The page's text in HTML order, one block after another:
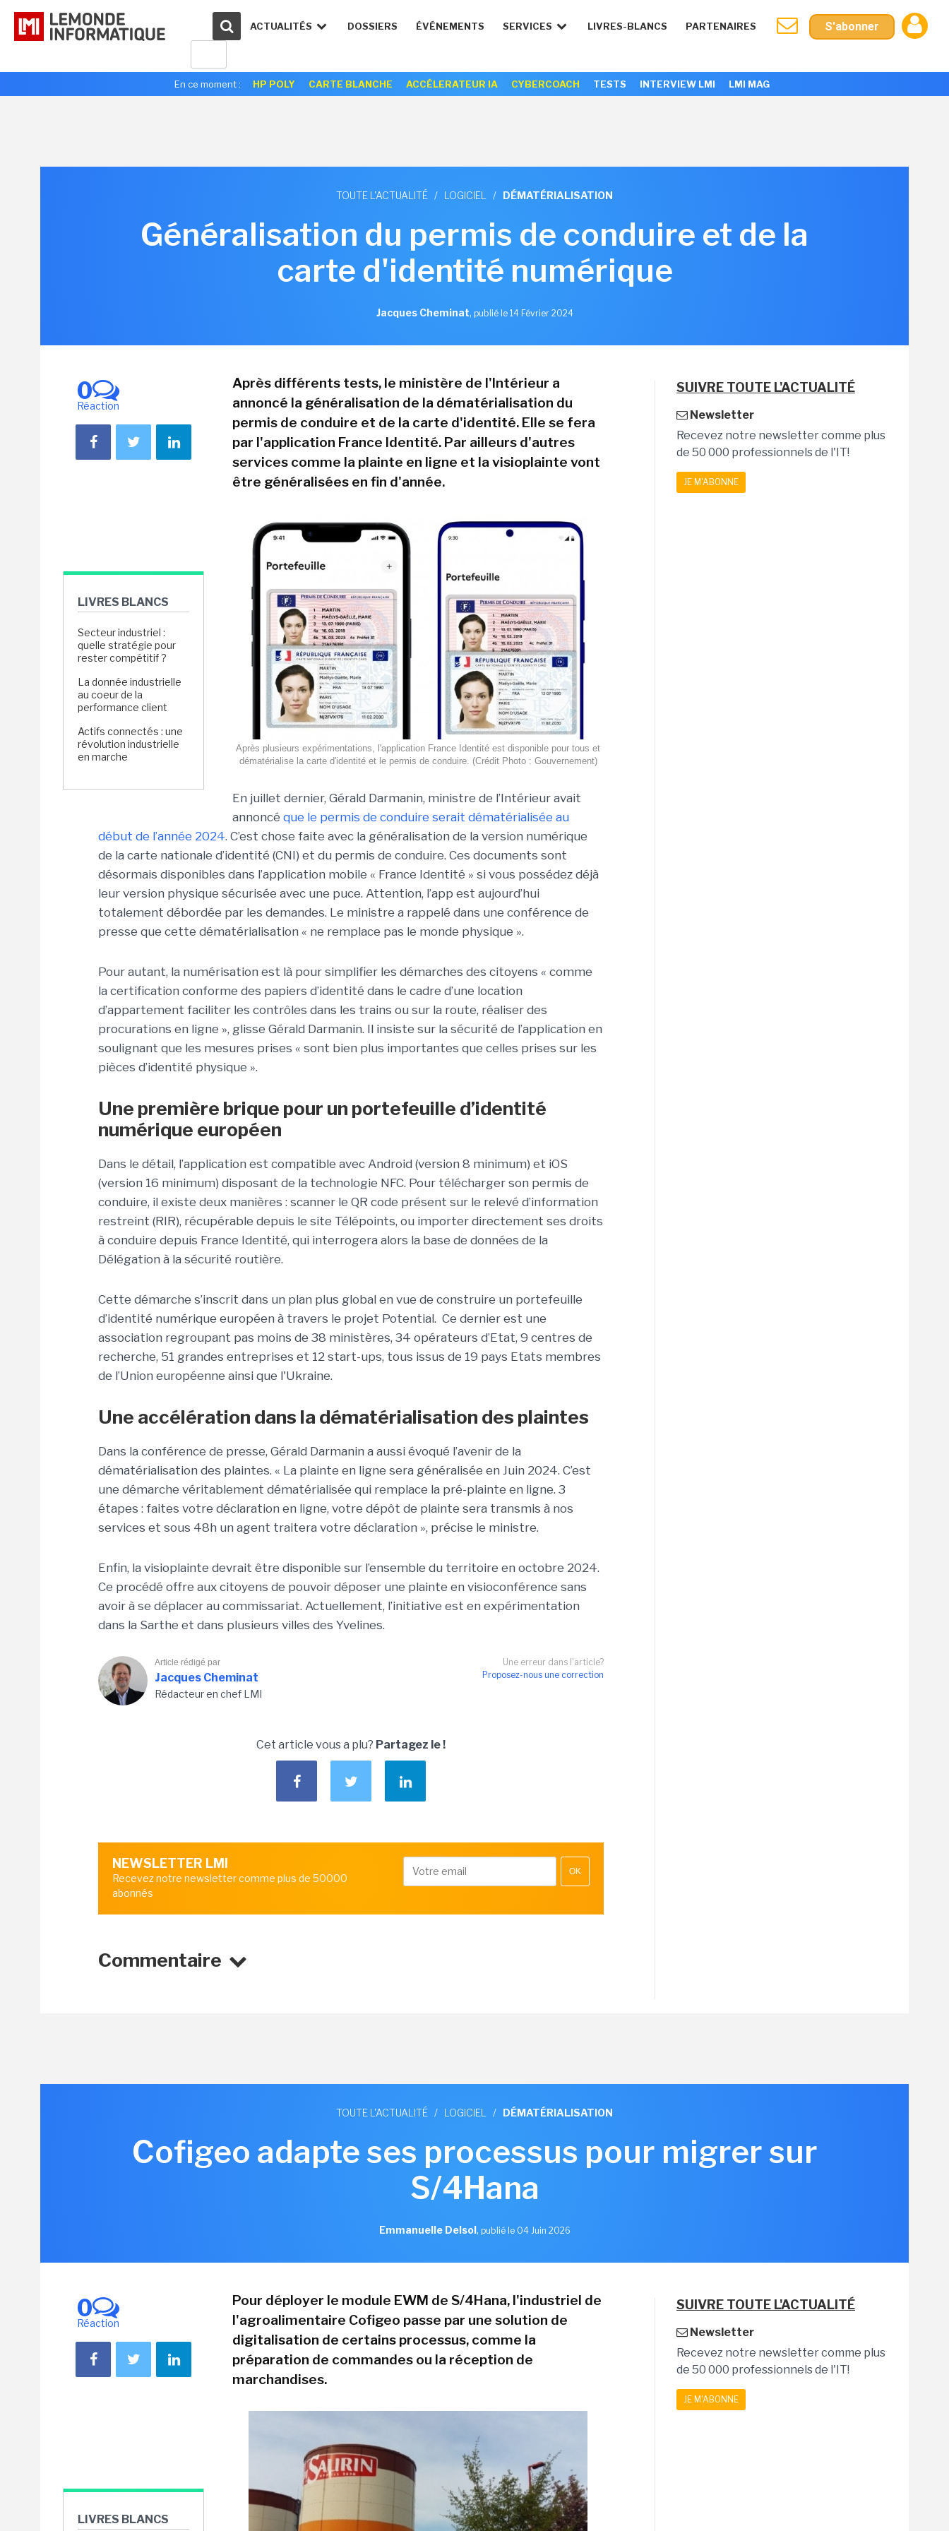
ACTUALITÉS DOSSIERS ÉVÉNEMENTS SERVICES LIVRES-BLANCS PARTENAIRES S'abonner
En ce moment : HP POLY CARTE BLANCHE ACCÉLERATEUR IA CYBERCOACH TESTS INTERVIEW LMI LMI MAG
TOUTE L'ACTUALITÉ / LOGICIEL / DÉMATÉRIALISATION
Généralisation du permis de conduire et de la
carte d'identité numérique
Jacques Cheminat, publié le 14 Février 2024
0
Réaction
LIVRES BLANCS
Secteur industriel :
quelle stratégie pour
rester compétitif ?
La donnée industrielle
au coeur de la
performance client
Actifs connectés : une
révolution industrielle
en marche
Après différents tests, le ministère de l'Intérieur a
annoncé la généralisation de la dématérialisation du
permis de conduire et de la carte d'identité. Elle se fera
par l'application France Identité. Par ailleurs d'autres
services comme la plainte en ligne et la visioplainte vont
être généralisées en fin d'année.
Après plusieurs expérimentations, l'application France Identité est disponible pour tous et
dématérialise la carte d'identité et le permis de conduire. (Crédit Photo : Gouvernement)
En juillet dernier, Gérald Darmanin, ministre de l’Intérieur avait
annoncé que le permis de conduire serait dématérialisée au
début de l’année 2024. C’est chose faite avec la généralisation de la version numérique
de la carte nationale d’identité (CNI) et du permis de conduire. Ces documents sont
désormais disponibles dans l’application mobile « France Identité » si vous possédez déjà
leur version physique sécurisée avec une puce. Attention, l’app est aujourd’hui
totalement débordée par les demandes. Le ministre a rappelé dans une conférence de
presse que cette dématérialisation « ne remplace pas le monde physique ».
Pour autant, la numérisation est là pour simplifier les démarches des citoyens « comme
la certification conforme des papiers d’identité dans le cadre d’une location
d’appartement faciliter les contrôles dans les trains ou sur la route, réaliser des
procurations en ligne », glisse Gérald Darmanin. Il insiste sur la sécurité de l’application en
soulignant que les mesures prises « sont bien plus importantes que celles prises sur les
pièces d’identité physique ».
Une première brique pour un portefeuille d’identité
numérique européen
Dans le détail, l’application est compatible avec Android (version 8 minimum) et iOS
(version 16 minimum) disposant de la technologie NFC. Pour télécharger son permis de
conduire, il existe deux manières : scanner le QR code présent sur le relevé d’information
restreint (RIR), récupérable depuis le site Télépoints, ou importer directement ses droits
à conduire depuis France Identité, qui interrogera alors la base de données de la
Délégation à la sécurité routière.
Cette démarche s’inscrit dans un plan plus global en vue de construire un portefeuille
d’identité numérique européen à travers le projet Potential. Ce dernier est une
association regroupant pas moins de 38 ministères, 34 opérateurs d’Etat, 9 centres de
recherche, 51 grandes entreprises et 12 start-ups, tous issus de 19 pays Etats membres
de l’Union européenne ainsi que l'Ukraine.
Une accélération dans la dématérialisation des plaintes
Dans la conférence de presse, Gérald Darmanin a aussi évoqué l’avenir de la
dématérialisation des plaintes. « La plainte en ligne sera généralisée en Juin 2024. C’est
une démarche véritablement dématérialisée qui remplace la pré-plainte en ligne. 3
étapes : faites votre déclaration en ligne, votre dépôt de plainte sera transmis à nos
services et sous 48h un agent traitera votre déclaration », précise le ministre.
Enfin, la visioplainte devrait être disponible sur l’ensemble du territoire en octobre 2024.
Ce procédé offre aux citoyens de pouvoir déposer une plainte en visioconférence sans
avoir à se déplacer au commissariat. Actuellement, l’initiative est en expérimentation
dans la Sarthe et dans plusieurs villes des Yvelines.
Une erreur dans l'article?
Proposez-nous une correction
Article rédigé par
Jacques Cheminat
Rédacteur en chef LMI
Cet article vous a plu? Partagez le !
NEWSLETTER LMI
Recevez notre newsletter comme plus de 50000
abonnés
OK
Commentaire
SUIVRE TOUTE L'ACTUALITÉ
Newsletter
Recevez notre newsletter comme plus
de 50 000 professionnels de l'IT!
JE M'ABONNE
TOUTE L'ACTUALITÉ / LOGICIEL / DÉMATÉRIALISATION
Cofigeo adapte ses processus pour migrer sur
S/4Hana
Emmanuelle Delsol, publié le 04 Juin 2026
0
Réaction
LIVRES BLANCS
Pour déployer le module EWM de S/4Hana, l'industriel de
l'agroalimentaire Cofigeo passe par une solution de
digitalisation de certains processus, comme la
préparation de commandes ou la réception de
marchandises.
SUIVRE TOUTE L'ACTUALITÉ
Newsletter
Recevez notre newsletter comme plus
de 50 000 professionnels de l'IT!
JE M'ABONNE